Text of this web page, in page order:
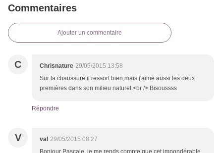
Commentaires
Ajouter un commentaire
C Chrisnature 29/05/2015 13:58
Sur la chaussure il ressort bien,mais j'aime aussi les deux
premières dans son milieu naturel.<br /> Bisoussss
Répondre
V val 29/05/2015 08:27
Bonjour Pascale, je me rends compte que cet impondérable